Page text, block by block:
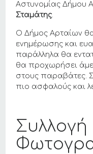
Αστυνομίας Δήμου
Σταμάτης.
Ο Δήμος Αρταίων θα
ενημέρωσης και
παράλληλα θα
θα προχωρήσει
στους παραβάτες.
πιο ασφαλούς και
Συλλογή